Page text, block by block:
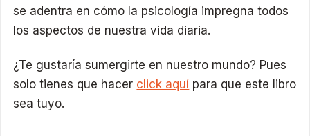
se adentra en cómo la psicología impregna todos
los aspectos de nuestra vida diaria.
¿Te gustaría sumergirte en nuestro mundo? Pues
solo tienes que hacer click aquí para que este libro
sea tuyo.